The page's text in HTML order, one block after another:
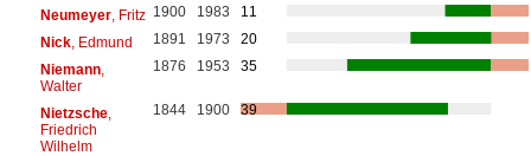
Neumeyer, Fritz 1900 1983
11
Nick, Edmund 1891 1973
20
Niemann,
Walter
1876 1953 35
Nietzsche,
Friedrich
Wilhelm
1844 1900 39